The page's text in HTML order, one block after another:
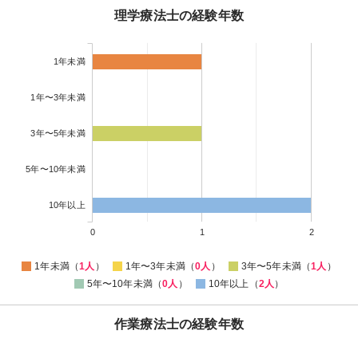
理学療法士の経験年数
1年未満
1年〜3年未満
3年〜5年未満
5年〜10年未満
10年以上
0 1 2
1年未満（1人 ） 1年〜3年未満（0人 ） 3年〜5年未満（1人 ）
5年〜10年未満（0人 ） 10年以上（2人 ）
作業療法士の経験年数